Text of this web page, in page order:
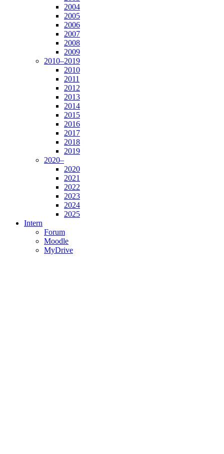
2004
2005
2006
2007
2008
2009
2010–2019
2010
2011
2012
2013
2014
2015
2016
2017
2018
2019
2020–
2020
2021
2022
2023
2024
2025
Intern
Forum
Moodle
MyDrive